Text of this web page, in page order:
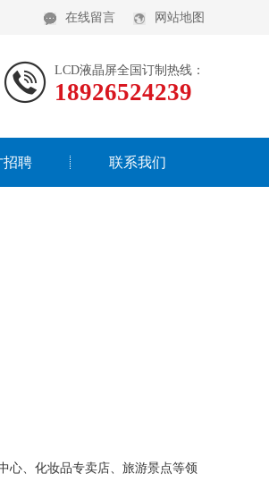
在线留言 网站地图
LCD液晶屏全国订制热线：
18926524239
招聘 联系我们
心、化妆品专卖店、旅游景点等领